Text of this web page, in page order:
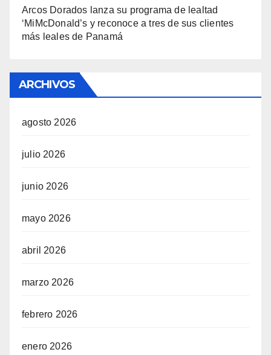
Arcos Dorados lanza su programa de lealtad
‘MiMcDonald’s y reconoce a tres de sus clientes
más leales de Panamá
ARCHIVOS
agosto 2026
julio 2026
junio 2026
mayo 2026
abril 2026
marzo 2026
febrero 2026
enero 2026